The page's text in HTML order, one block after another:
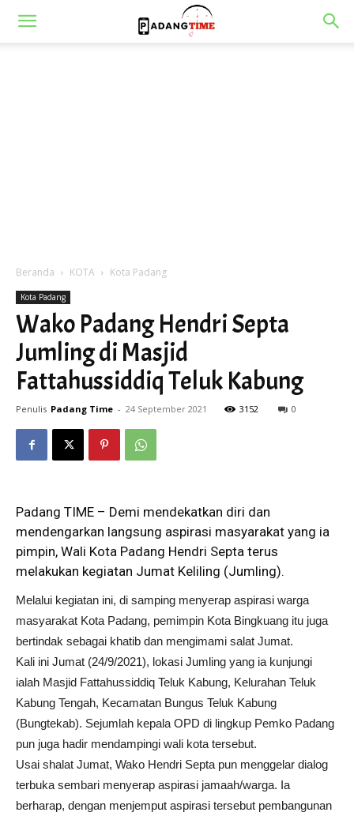
Beranda KOTA Kota Padang
Kota Padang
Wako Padang Hendri Septa
Jumling di Masjid
Fattahussiddiq Teluk Kabung
Penulis Padang Time - 24 September 2021 3152 0
Padang TIME – Demi mendekatkan diri dan
mendengarkan langsung aspirasi masyarakat yang ia
pimpin, Wali Kota Padang Hendri Septa terus
melakukan kegiatan Jumat Keliling (Jumling).
Melalui kegiatan ini, di samping menyerap aspirasi warga
masyarakat Kota Padang, pemimpin Kota Bingkuang itu juga
bertindak sebagai khatib dan mengimami salat Jumat.
Kali ini Jumat (24/9/2021), lokasi Jumling yang ia kunjungi
ialah Masjid Fattahussiddiq Teluk Kabung, Kelurahan Teluk
Kabung Tengah, Kecamatan Bungus Teluk Kabung
(Bungtekab). Sejumlah kepala OPD di lingkup Pemko Padang
pun juga hadir mendampingi wali kota tersebut.
Usai shalat Jumat, Wako Hendri Septa pun menggelar dialog
terbuka sembari menyerap aspirasi jamaah/warga. Ia
berharap, dengan menjemput aspirasi tersebut pembangunan